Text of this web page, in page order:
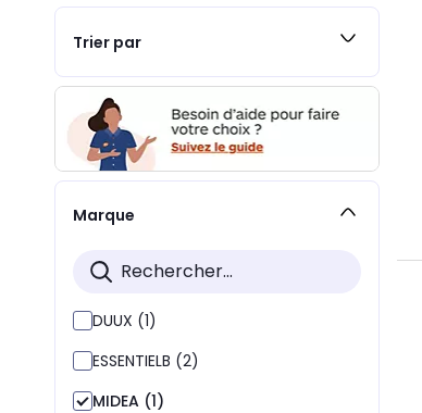
Trier par
Marque
DUUX (1)
ESSENTIELB (2)
MIDEA (1)